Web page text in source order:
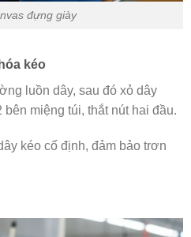
đựng giày
kéo
luồn dây, sau đó xỏ dây
miệng túi, thắt nút hai đầu.
kéo cố định, đảm bảo trơn